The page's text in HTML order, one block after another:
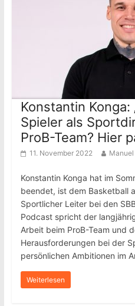
Konstantin Konga:
Spieler als
ProB-Team? Hier
11. November 2022
Konstantin Konga hat im
beendet, ist dem Basketball
Sportlicher Leiter bei den
Podcast spricht der
Arbeit beim ProB-Team und
Herausforderungen bei der
persönlichen Ambitionen im
Weiterlesen